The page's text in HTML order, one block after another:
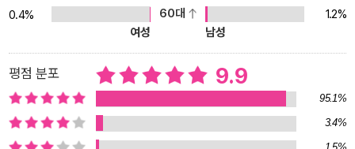
를 천천히 톺아볼 수 있기 때문이다. 게다가 중국어 대사에는 원문이
함께 실려 있어 그 의미를 더 깊이 살펴볼 기회를 제공한다. 이렇게 영
화의 안과 밖을 충실히 담은 각본을 읽고 나면 '헤어질 결심'의 여운을
더욱 오랫동안 간직할 수 있을 것이다. - 일어서는 서래(…) 자조적인
표정은 사라지고 진지해졌다. 이번에는 통역기 앱의 여자 목소리를
기 바랍니다. (긴장하는 해준) 날 떠난 다음 스스로 불행하다고 느끼
0.4%
60대
1.2%
여성
남성
평점 분포 9.9
95.1%
3.4%